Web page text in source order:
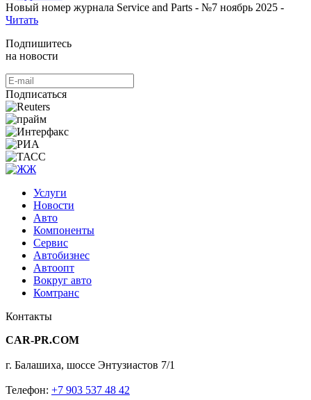
Новый номер журнала Service and Parts - №7 ноябрь 2025 -
Читать
Подпишитесь
на новости
Подписаться
Услуги
Новости
Авто
Компоненты
Сервис
Автобизнес
Автоопт
Вокруг авто
Комтранс
Контакты
CAR-PR.COM
г. Балашиха, шоссе Энтузиастов 7/1
Телефон: +7 903 537 48 42